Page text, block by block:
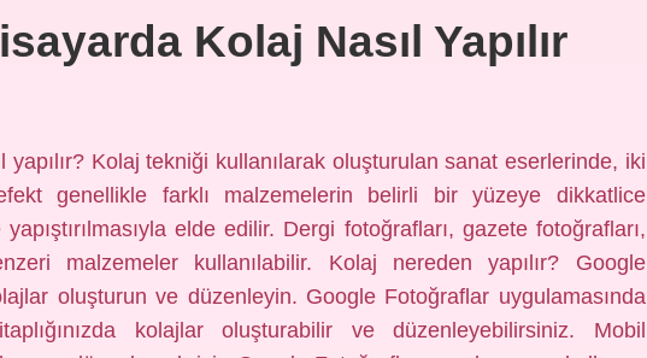
Kolaj Nasıl Yapılır
yapılır? Kolaj tekniği kullanılarak oluşturulan sanat eserlerinde, iki
genellikle farklı malzemelerin belirli bir yüzeye dikkatlice
elde edilir. Dergi fotoğrafları, gazete fotoğrafları,
malzemeler kullanılabilir. Kolaj nereden yapılır? Google
oluşturun ve düzenleyin. Google Fotoğraflar uygulamasında
kolajlar oluşturabilir ve düzenleyebilirsiniz. Mobil